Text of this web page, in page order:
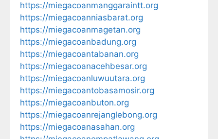
https://miegacoanmanggaraintt.org
https://miegacoanniasbarat.org
https://miegacoanmagetan.org
https://miegacoanbadung.org
https://miegacoantabanan.org
https://miegacoanacehbesar.org
https://miegacoanluwuutara.org
https://miegacoantobasamosir.org
https://miegacoanbuton.org
https://miegacoanrejanglebong.org
https://miegacoanasahan.org